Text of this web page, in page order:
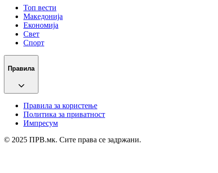
Топ вести
Македонија
Економија
Свет
Спорт
Правила
Правила за користење
Политика за приватност
Импресум
© 2025 ПРВ.мк. Сите права се задржани.